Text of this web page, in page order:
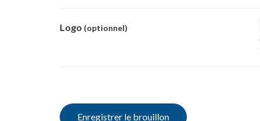
Logo (optionnel)